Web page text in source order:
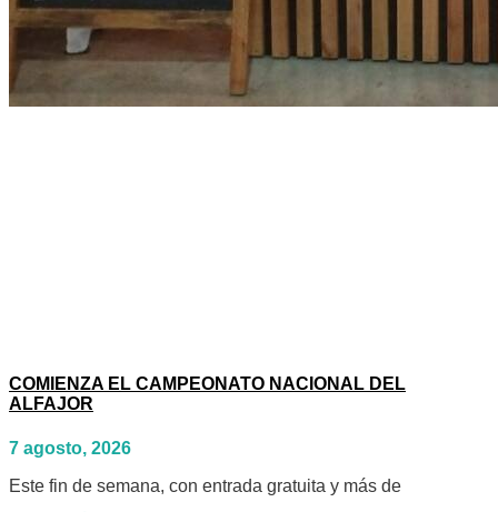
COMIENZA EL CAMPEONATO NACIONAL DEL
ALFAJOR
7 agosto, 2026
Este fin de semana, con entrada gratuita y más de